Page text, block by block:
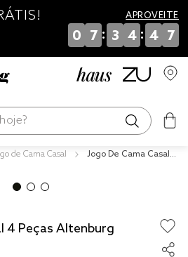
APROVEITE
0 7 : 3 4 : 4 7
de Cama Casal
Jogo De Cama Casal
4 Peças Altenburg